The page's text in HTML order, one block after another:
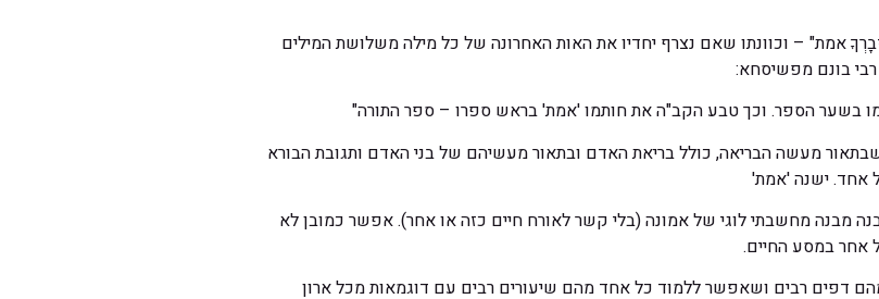
אמת" – וכוונתו שאם נצרף יחדיו את האות האחרונה של כל מילה משלושת המילים
בונם מפשיסחא:
בשער הספר. וכך טבע הקב"ה את חותמו 'אמת' בראש ספרו – ספר התורה"
מעשה הבריאה, כולל בריאת האדם ובתאור מעשיהם של בני האדם ותגובת הבורא
אחד. ישנה 'אמת'
מבנה מחשבתי לוגי של אמונה (בלי קשר לאורח חיים כזה או אחר). אפשר כמובן לא
אחר במסע החיים.
דפים רבים ושאפשר ללמוד כל אחד מהם שיעורים רבים עם דוגמאות מכל ארון